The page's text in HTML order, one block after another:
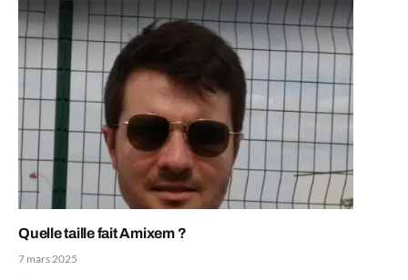
Quelle taille fait Amixem ?
7 mars 2025